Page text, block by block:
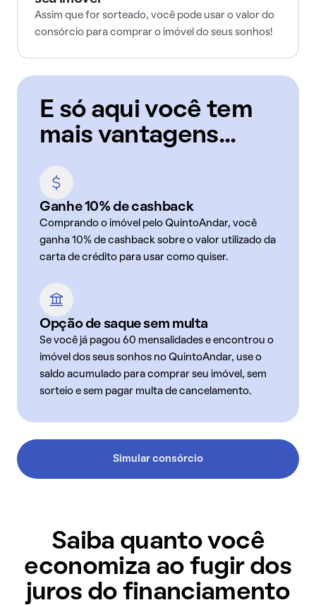
Assim que for sorteado, você pode usar o valor do
consórcio para comprar o imóvel do seus sonhos!
E só aqui você tem
mais vantagens...
Ganhe 10% de cashback
Comprando o imóvel pelo QuintoAndar, você
ganha 10% de cashback sobre o valor utilizado da
carta de crédito para usar como quiser.
Opção de saque sem multa
Se você já pagou 60 mensalidades e encontrou o
imóvel dos seus sonhos no QuintoAndar, use o
saldo acumulado para comprar seu imóvel, sem
sorteio e sem pagar multa de cancelamento.
Simular consórcio
Saiba quanto você
economiza ao fugir dos
juros do financiamento